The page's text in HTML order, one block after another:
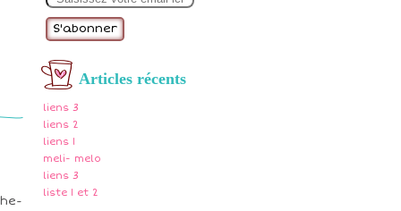
Articles récents
liens 3
liens 2
liens 1
meli- melo
liens 3
liste 1 et 2